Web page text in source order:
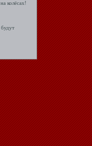
колёсах!